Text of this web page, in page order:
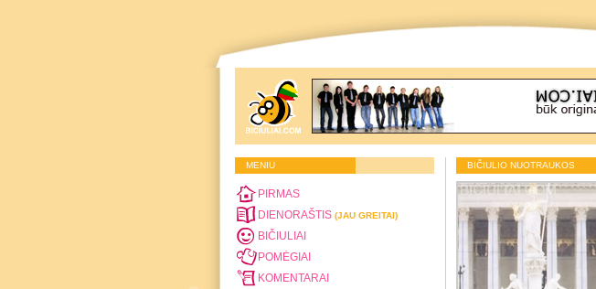
MENIU
PIRMAS
DIENORAŠTIS (JAU GREITAI)
BIČIULIAI
POMĖGIAI
KOMENTARAI
BIČIULIO NUOTRAUKOS